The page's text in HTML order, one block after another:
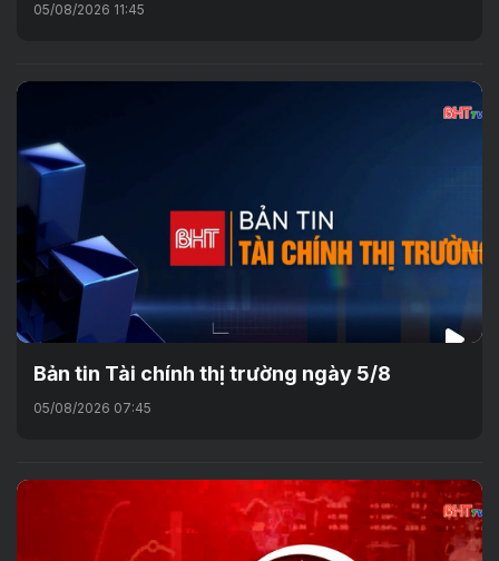
05/08/2026 11:45
Bản tin Tài chính thị trường ngày 5/8
05/08/2026 07:45